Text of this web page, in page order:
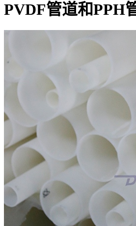
PVDF管道和PPH